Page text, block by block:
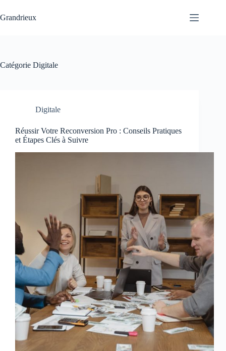
au
contenu
Grandrieux
Catégorie Digitale
Digitale
Réussir Votre Reconversion Pro : Conseils Pratiques
et Étapes Clés à Suivre